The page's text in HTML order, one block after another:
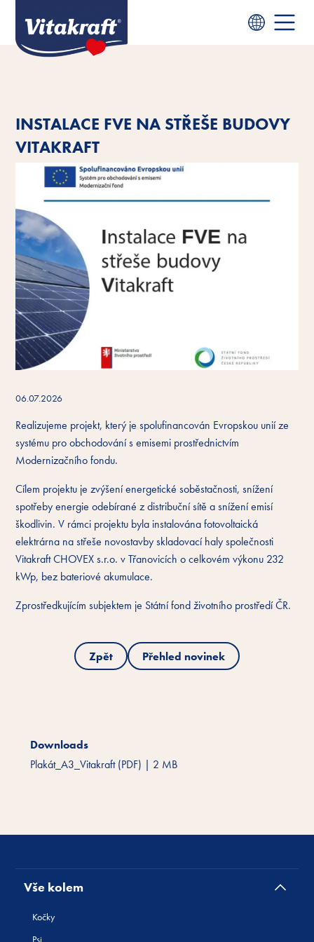
INSTALACE FVE NA STŘEŠE BUDOVY
VITAKRAFT
06.07.2026
Realizujeme projekt, který je spolufinancován Evropskou unií ze
systému pro obchodování s emisemi prostřednictvím
Modernizačního fondu.
Cílem projektu je zvýšení energetické soběstačnosti, snížení
spotřeby energie odebírané z distribuční sítě a snížení emisí
škodlivin. V rámci projektu byla instalována fotovoltaická
elektrárna na střeše novostavby skladovací haly společnosti
Vitakraft CHOVEX s.r.o. v Třanovicích o celkovém výkonu 232
kWp, bez bateriové akumulace.
Zprostředkujícím subjektem je Státní fond životního prostředí ČR.
Zpět Přehled novinek
Downloads
Plakát_A3_Vitakraft (PDF) | 2 MB
Vše kolem
Kočky
Psi